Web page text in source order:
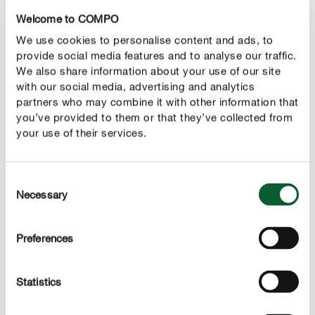
Welcome to COMPO
We use cookies to personalise content and ads, to
provide social media features and to analyse our traffic.
We also share information about your use of our site
with our social media, advertising and analytics
partners who may combine it with other information that
you’ve provided to them or that they’ve collected from
your use of their services.
Selection
Necessary
Preferences
Statistics
Ein anderer wichtiger Bodenhilfsstoff ist Urgesteinsmehl.
Es besteht aus zermahlenem Gestein und sorgt für einen
fruchtbareren Boden und eine bessere
Wasserhaltfähigkeit. Das Urgesteinsmehl verbessert
allerdings nicht nur den Boden, sondern enthält auch
viele wichtige Spurenelemente wie Eisen, Mangan und
Molybdän, die für ein gesundes Pflanzenwachstum
Bodenaktivator
COMPO BIO Naturdünger mit
Mykorrhiza sind Bodenpilze, die in einer Symbiose mit